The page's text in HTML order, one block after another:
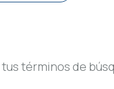
términos de